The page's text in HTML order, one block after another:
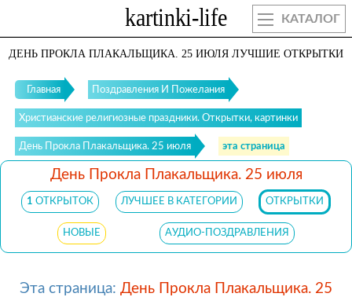
КАТАЛОГ
ДЕНЬ ПРОКЛА ПЛАКАЛЬЩИКА. 25 ИЮЛЯ ЛУЧШИЕ ОТКРЫТКИ
Главная Поздравления И Пожелания
Христианские религиозные праздники. Открытки, картинки
День Прокла Плакальщика. 25 июля эта страница
День Прокла Плакальщика. 25 июля
1 ОТКРЫТОК ЛУЧШЕЕ В КАТЕГОРИИ ОТКРЫТКИ
НОВЫЕ АУДИО-ПОЗДРАВЛЕНИЯ
Эта страница: День Прокла Плакальщика. 25